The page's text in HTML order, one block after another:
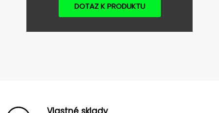
DOTAZ K PRODUKTU